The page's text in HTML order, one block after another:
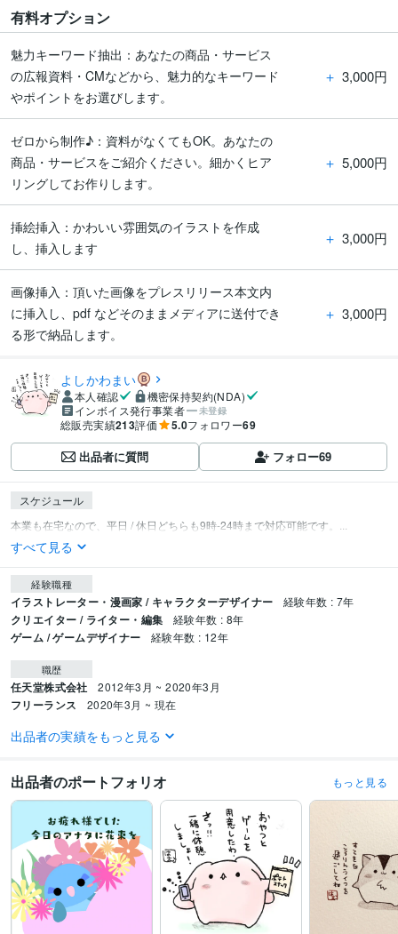
有料オプション
魅力キーワード抽出：あなたの商品・サービス
の広報資料・CMなどから、魅力的なキーワード
やポイントをお選びします。
＋ 3,000円
ゼロから制作♪：資料がなくてもOK。あなたの
商品・サービスをご紹介ください。細かくヒア
リングしてお作りします。
＋ 5,000円
挿絵挿入：かわいい雰囲気のイラストを作成
し、挿入します
＋ 3,000円
画像挿入：頂いた画像をプレスリリース本文内
に挿入し、pdf などそのままメディアに送付でき
る形で納品します。
＋ 3,000円
よしかわまい
本人確認
機密保持契約(NDA)
インボイス発行事業者
未登録
総販売実績213評価 5.0フォロワー69
出品者に質問 フォロー69
スケジュール
すべて見る
経験職種
イラストレーター・漫画家 / キャラクターデザイナー 経験年数 : 7年
クリエイター / ライター・編集 経験年数 : 8年
ゲーム / ゲームデザイナー 経験年数 : 12年
職歴
任天堂株式会社 2012年3月 ~ 2020年3月
フリーランス 2020年3月 ~ 現在
受賞歴
資格・検定
アロマテラピー検定1級 取得年 : 2014年
食品衛生責任者 取得年 : 2014年
ビジネス・クリエイティブツール
WordPress:4年Excel:12年
Google スプレッドシート:8年
Google スライド:8年Google ドキュメント:8年PowerPoint:12年Word:12年
Adobe Photoshop:8年
Adobe Illustrator:8年
Adobe InDesign:4年
Adobe After Effects:4年
出品者の実績をもっと見る
出品者のポートフォリオ もっと見る